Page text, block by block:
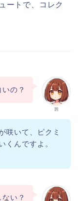
ートで、コレク
茜
の？
咲いて、ピクミ
くんですよ。
い？